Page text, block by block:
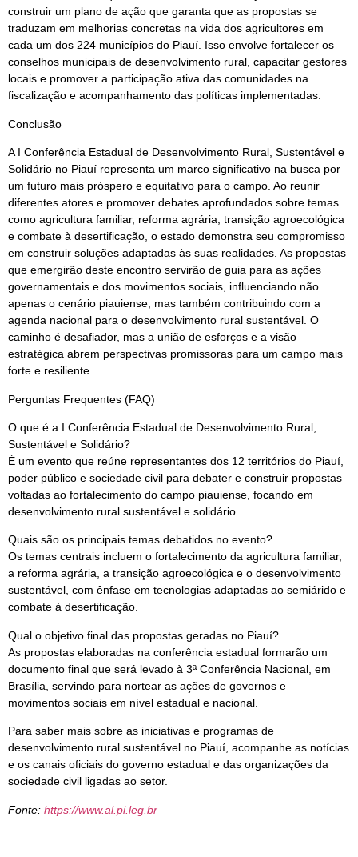
construir um plano de ação que garanta que as propostas se
traduzam em melhorias concretas na vida dos agricultores em
cada um dos 224 municípios do Piauí. Isso envolve fortalecer os
conselhos municipais de desenvolvimento rural, capacitar gestores
locais e promover a participação ativa das comunidades na
fiscalização e acompanhamento das políticas implementadas.
Conclusão
A I Conferência Estadual de Desenvolvimento Rural, Sustentável e
Solidário no Piauí representa um marco significativo na busca por
um futuro mais próspero e equitativo para o campo. Ao reunir
diferentes atores e promover debates aprofundados sobre temas
como agricultura familiar, reforma agrária, transição agroecológica
e combate à desertificação, o estado demonstra seu compromisso
em construir soluções adaptadas às suas realidades. As propostas
que emergirão deste encontro servirão de guia para as ações
governamentais e dos movimentos sociais, influenciando não
apenas o cenário piauiense, mas também contribuindo com a
agenda nacional para o desenvolvimento rural sustentável. O
caminho é desafiador, mas a união de esforços e a visão
estratégica abrem perspectivas promissoras para um campo mais
forte e resiliente.
Perguntas Frequentes (FAQ)
O que é a I Conferência Estadual de Desenvolvimento Rural,
Sustentável e Solidário?
É um evento que reúne representantes dos 12 territórios do Piauí,
poder público e sociedade civil para debater e construir propostas
voltadas ao fortalecimento do campo piauiense, focando em
desenvolvimento rural sustentável e solidário.
Quais são os principais temas debatidos no evento?
Os temas centrais incluem o fortalecimento da agricultura familiar,
a reforma agrária, a transição agroecológica e o desenvolvimento
sustentável, com ênfase em tecnologias adaptadas ao semiárido e
combate à desertificação.
Qual o objetivo final das propostas geradas no Piauí?
As propostas elaboradas na conferência estadual formarão um
documento final que será levado à 3ª Conferência Nacional, em
Brasília, servindo para nortear as ações de governos e
movimentos sociais em nível estadual e nacional.
Para saber mais sobre as iniciativas e programas de
desenvolvimento rural sustentável no Piauí, acompanhe as notícias
e os canais oficiais do governo estadual e das organizações da
sociedade civil ligadas ao setor.
Fonte: https://www.al.pi.leg.br